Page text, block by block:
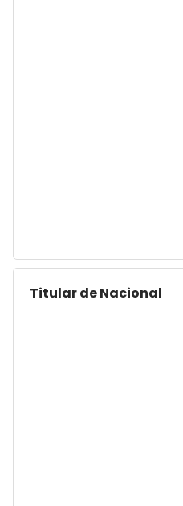
Titular de Nacional